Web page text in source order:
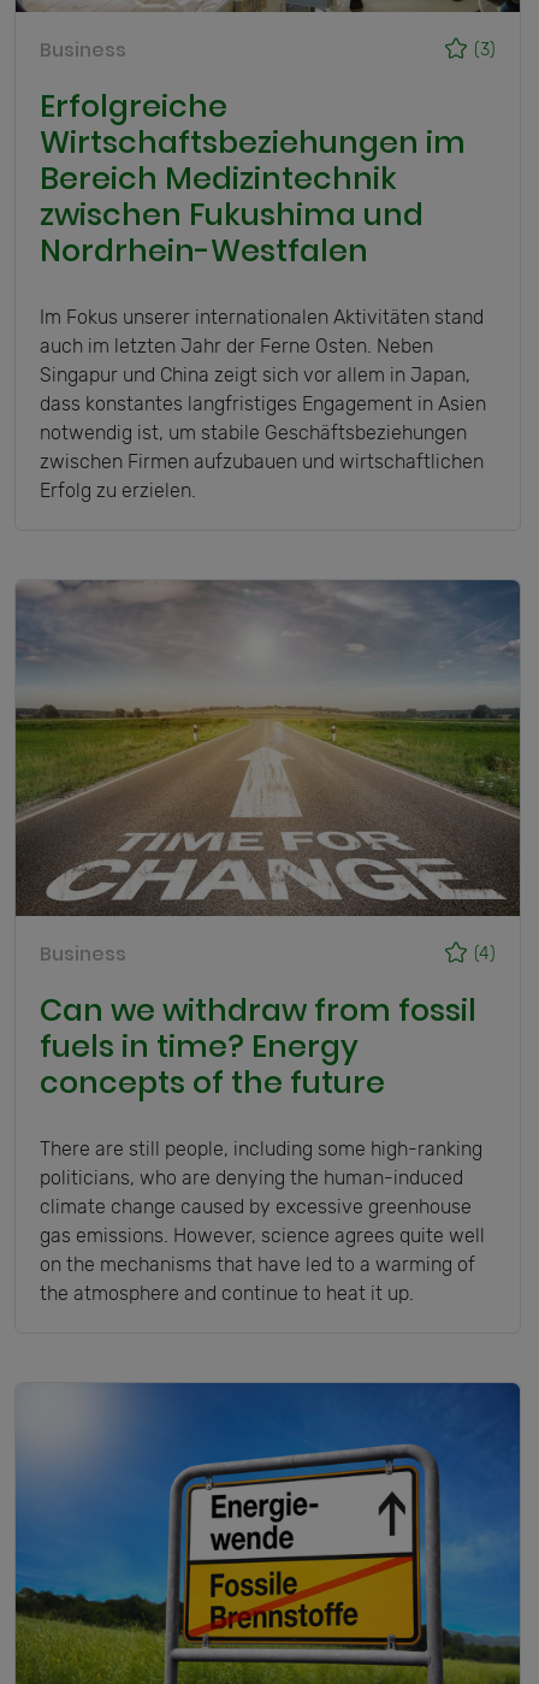
(3)
Business
Erfolgreiche
Wirtschaftsbeziehungen im
Bereich Medizintechnik
zwischen Fukushima und
Nordrhein-Westfalen
Im Fokus unserer internationalen Aktivitäten stand
auch im letzten Jahr der Ferne Osten. Neben
Singapur und China zeigt sich vor allem in Japan,
dass konstantes langfristiges Engagement in Asien
notwendig ist, um stabile Geschäftsbeziehungen
zwischen Firmen aufzubauen und wirtschaftlichen
Erfolg zu erzielen.
(4)
Business
Can we withdraw from fossil
fuels in time? Energy
concepts of the future
There are still people, including some high-ranking
politicians, who are denying the human-induced
climate change caused by excessive greenhouse
gas emissions. However, science agrees quite well
on the mechanisms that have led to a warming of
the atmosphere and continue to heat it up.